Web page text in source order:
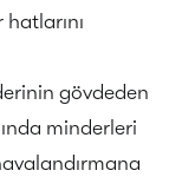
gövdeden
minderleri